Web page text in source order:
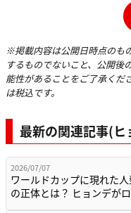
※掲載内容は公開日時点のも
するものでないこと、公開後
能性があることをご了承く
は税込です。
最新の関連記事(ヒ
2026/07/07
ワールドカップに現れた人
の正体とは？ ヒョンデが